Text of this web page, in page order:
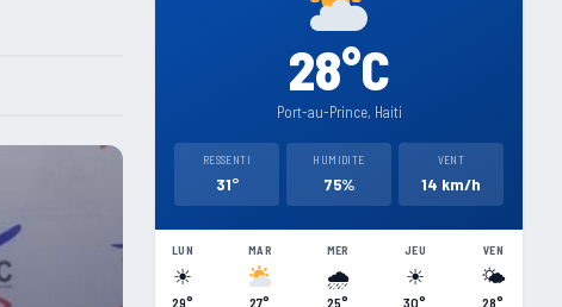
28°C
Port-au-Prince, Haiti
RESSENTI
31°
HUMIDITE
75%
VENT
14 km/h
LUN
☀
29°
MAR
27°
MER
🌧
25°
JEU
☀
30°
VEN
🌤
28°